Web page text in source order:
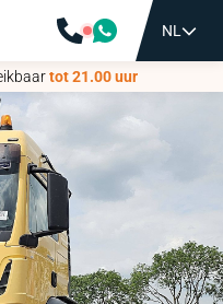
NL
tot 21.00 uur
NL
tot 21.00 uur